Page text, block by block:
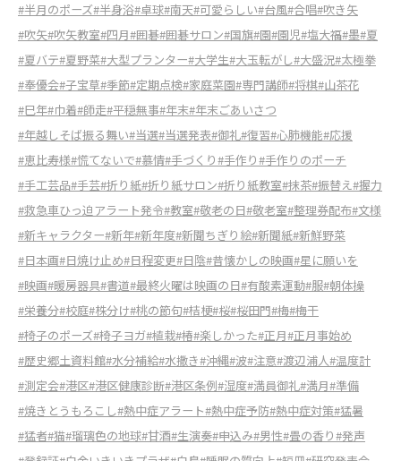
#半月のポーズ#半身浴#卓球#南天#可愛らしい#台風#合唱#吹き矢
#吹矢#吹矢教室#四月#囲碁#囲碁サロン#国旗#園#園児#塩大福#墨#夏
#夏バテ#夏野菜#大型プランター#大学生#大玉転がし#大盛況#太極拳
#奉優会#子宝草#季節#定期点検#家庭菜園#専門講師#将棋#山茶花
#巳年#巾着#師走#平穏無事#年末#年末ごあいさつ
#年越しそば振る舞い#当選#当選発表#御礼#復習#心肺機能#応援
#恵比寿様#慌てないで#慕情#手づくり#手作り#手作りのポーチ
#手工芸品#手芸#折り紙#折り紙サロン#折り紙教室#抹茶#振替え#握力
#救急車ひっ迫アラート発令#教室#敬老の日#敬老室#整理券配布#文様
#新キャラクター#新年#新年度#新聞ちぎり絵#新聞紙#新鮮野菜
#日本画#日焼け止め#日程変更#日陰#昔懐かしの映画#星に願いを
#映画#暖房器具#書道#最終火曜は映画の日#有酸素運動#服#朝体操
#栄養分#校庭#株分け#桃の節句#桔梗#桜#桜田門#梅#梅干
#椅子のポーズ#椅子ヨガ#植栽#椿#楽しかった#正月#正月事始め
#歴史郷土資料館#水分補給#水撒き#沖縄#波#注意#渡辺浦人#温度計
#測定会#港区#港区健康診断#港区条例#湿度#満員御礼#満月#準備
#焼きとうもろこし#熱中症アラート#熱中症予防#熱中症対策#猛暑
#猛者#猫#瑠璃色の地球#甘酒#生演奏#申込み#男性#畳の香り#発声